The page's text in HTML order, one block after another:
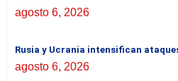
agosto 6, 2026
Rusia y Ucrania intensifican
agosto 6, 2026